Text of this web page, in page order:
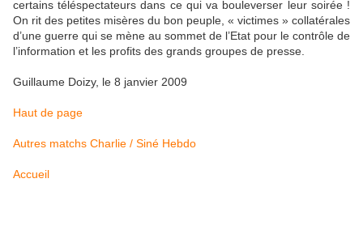
certains téléspectateurs dans ce qui va bouleverser leur soirée !
On rit des petites misères du bon peuple, « victimes » collatérales
d’une guerre qui se mène au sommet de l’Etat pour le contrôle de
l’information et les profits des grands groupes de presse.
Guillaume Doizy, le 8 janvier 2009
Haut de page
Autres matchs Charlie / Siné Hebdo
Accueil